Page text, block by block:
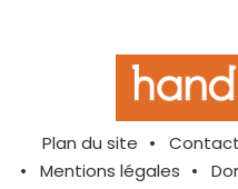
Plan du site Contact
Mentions légales